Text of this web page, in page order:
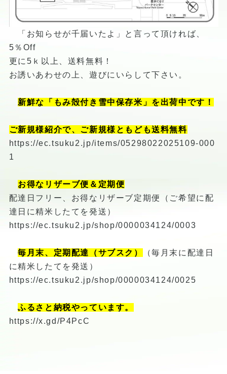
「お知らせが千届いたよ」と言って頂ければ、
5％Off
更に5ｋ以上、送料無料！
お誘いあわせの上、遊びにいらして下さい。
新鮮な「もみ殻付き雪中保存米」を出荷中です！
ご新規様紹介で、ご新規様ともども送料無料
https://ec.tsuku2.jp/items/05298022025109-000
1
お得なリザーブ便＆定期便
配達日フリー、お得なリザーブ定期便（ご希望に配
達日に精米したてを発送）
https://ec.tsuku2.jp/shop/0000034124/0003
毎月末、定期配達（サブスク）
（毎月末に配達日
に精米したてを発送）
https://ec.tsuku2.jp/shop/0000034124/0025
ふるさと納税やっています。
https://x.gd/P4PcC